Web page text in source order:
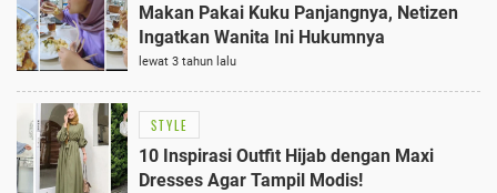
Makan Pakai Kuku Panjangnya, Netizen
Ingatkan Wanita Ini Hukumnya
lewat 3 tahun lalu
STYLE
10 Inspirasi Outfit Hijab dengan Maxi
Dresses Agar Tampil Modis!